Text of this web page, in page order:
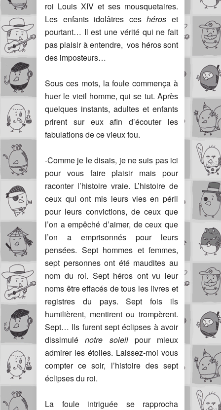
roi Louis XIV et ses mousquetaires.
Les enfants idolâtres ceshéros et
pourtant… Il est une vérité qui ne fait
pas plaisir à entendre, vos héros sont
des imposteurs…
Sous ces mots, la foule commença à
huer le vieil homme, qui se tut. Après
quelques instants, adultes et enfants
prirent sur eux afin d’écouter les
fabulations de ce vieux fou.
-Comme je le disais, je ne suis pas ici
pour vous faire plaisir mais pour
raconter l’histoire vraie. L’histoire de
ceux qui ont mis leurs vies en péril
pour leurs convictions, de ceux que
l’on a empêché d’aimer, de ceux que
l’on a emprisonnés pour leurs
pensées. Sept hommes et femmes,
sept personnes ont été maudites au
nom du roi. Sept héros ont vu leur
noms être effacés de tous les livres et
registres du pays. Sept fois ils
humilièrent, mentirent ou trompèrent.
Sept… Ils furent sept éclipses à avoir
dissimulénotre soleil pour mieux
admirer les étoiles. Laissez-moi vous
compter ce soir, l’histoire des sept
éclipses du roi.
La foule intriguée se rapprocha